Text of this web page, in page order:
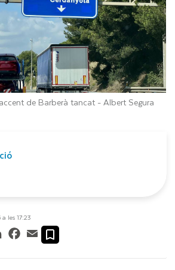
de Barberà tancat -Albert Segura
les 17:23
LinkedInFacebook
Email